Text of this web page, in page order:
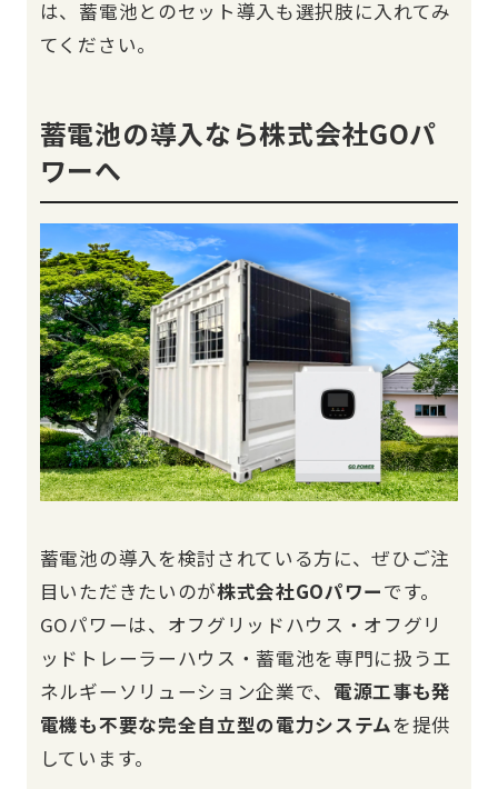
は、蓄電池とのセット導入も選択肢に入れてみ
てください。
蓄電池の導入なら株式会社GOパ
ワーへ
蓄電池の導入を検討されている方に、ぜひご注
目いただきたいのが株式会社GOパワーです。
GOパワーは、オフグリッドハウス・オフグリ
ッドトレーラーハウス・蓄電池を専門に扱うエ
ネルギーソリューション企業で、 電源工事も発
電機も不要な完全自立型の電力システムを提供
しています。